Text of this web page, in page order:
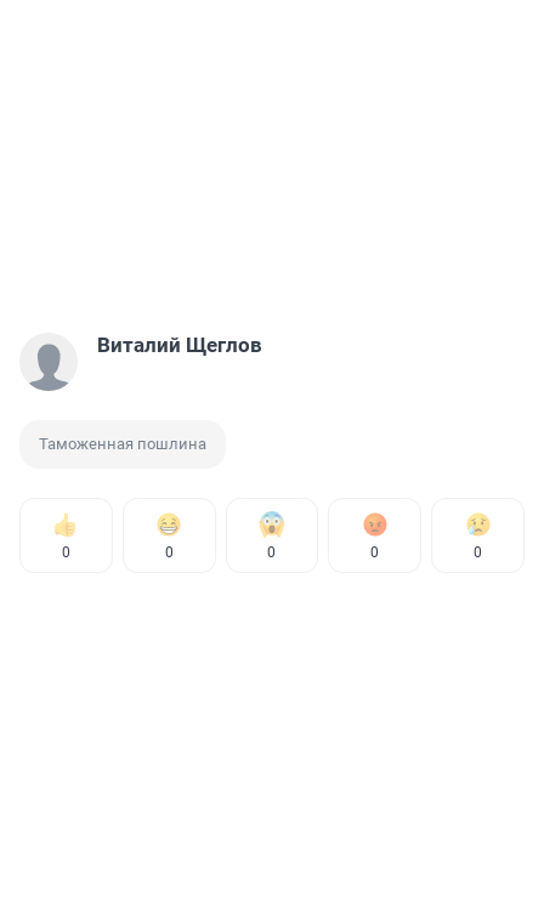
Виталий Щеглов
Таможенная пошлина
0 0 0 0 0